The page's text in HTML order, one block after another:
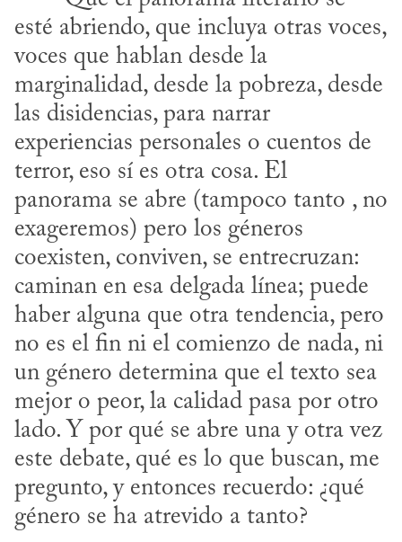
esté abriendo, que incluya otras voces,
voces que hablan desde la
marginalidad, desde la pobreza, desde
las disidencias, para narrar
experiencias personales o cuentos de
terror, eso sí es otra cosa. El
panorama se abre (tampoco tanto , no
exageremos) pero los géneros
coexisten, conviven, se entrecruzan:
caminan en esa delgada línea; puede
haber alguna que otra tendencia, pero
no es el fin ni el comienzo de nada, ni
un género determina que el texto sea
mejor o peor, la calidad pasa por otro
lado. Y por qué se abre una y otra vez
este debate, qué es lo que buscan, me
pregunto, y entonces recuerdo: ¿qué
género se ha atrevido a tanto?